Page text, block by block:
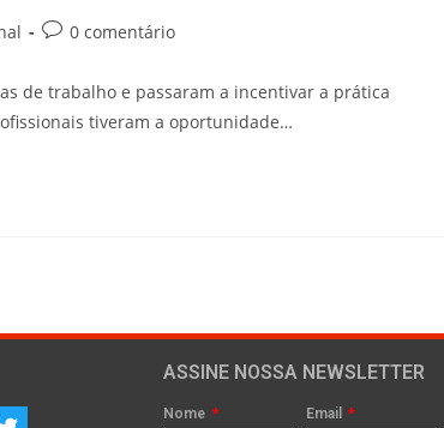
0 comentário
de trabalho e passaram a incentivar a prática
tiveram a oportunidade…
ASSINE NOSSA NEWSLETTER
Nome Email